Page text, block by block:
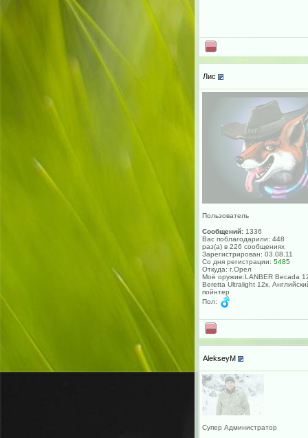
Лис
Пользователь
Сообщений: 1336
Вас поблагодарили: 448
раз(а) в 226 сообщениях
Зарегистрирован: 03.08.11
Со дня регистрации: 5485
Откуда: г.Орел
Моё оружие:LANBER Becada
Beretta Ultralight 12к,
пойнтер
Пол:
AlekseyM
Супер Администратор